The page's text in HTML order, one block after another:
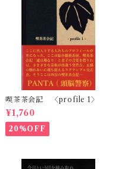
喫茶茶会記 〈profile 1〉
¥1,760
20%OFF